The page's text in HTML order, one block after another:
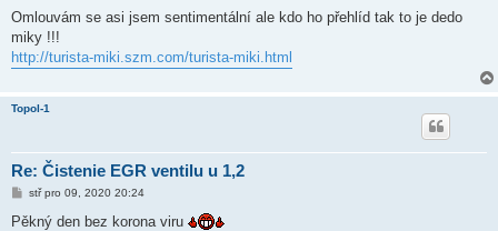
í
p
ě
v
Omlouvám se asi jsem sentimentální ale kdo ho přehlíd tak to je dedo
miky !!!
http://turista-miki.szm.com/turista-miki.html
Topol-1
Re: Čistenie EGR ventilu u 1,2
P
í
stř pro 09, 2020 20:24
Pěkný den bez korona viru